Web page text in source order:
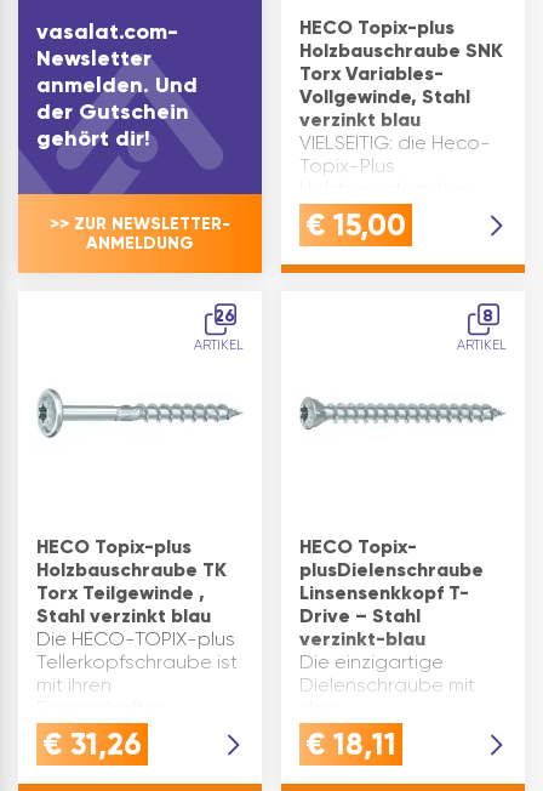
vasalat.com-
Newsletter
anmelden. Und
der Gutschein
gehört dir!
>> ZUR NEWSLETTER-
ANMELDUNG
HECO Topix-plus
Holzbauschraube SNK
Torx Variables-
Vollgewinde, Stahl
verzinkt blau
VIELSEITIG: die Heco-
Topix-Plus
eignen sich ideal für
nahezu alle
einhändiges Arbeiten
PerfectPitch bietet
€ 15,00
26
ARTIKEL
HECO Topix-plus
Holzbauschraube TK
Torx Teilgewinde ,
Stahl verzinkt blau
Die HECO-TOPIX-plus
Tellerkopfschraube ist
mit ihren
komplett auf den
konstruktiven Holzbau
€ 31,26
8
ARTIKEL
HECO Topix-
plusDielenschraube
Linsensenkkopf T-
Drive – Stahl
verzinkt-blau
Die einzigartige
Dielenschraube mit
Zusammenzieheffekt.Die
HECO-TOPIX-plus
€ 18,11